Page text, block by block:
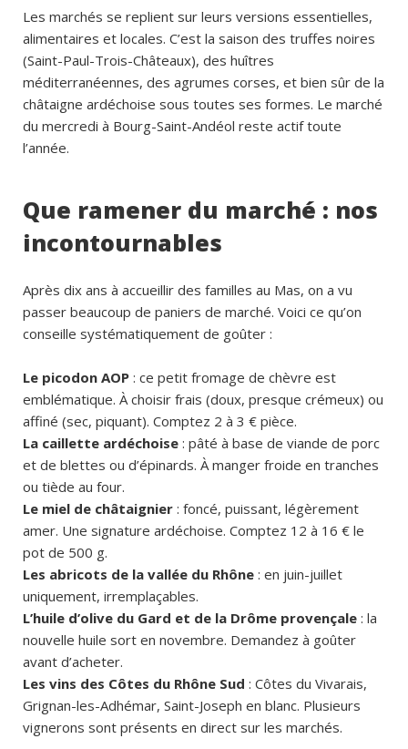
Les marchés se replient sur leurs versions essentielles,
alimentaires et locales. C’est la saison des truffes noires
(Saint-Paul-Trois-Châteaux), des huîtres
méditerranéennes, des agrumes corses, et bien sûr de la
châtaigne ardéchoise sous toutes ses formes. Le marché
du mercredi à Bourg-Saint-Andéol reste actif toute
l’année.
Que ramener du marché : nos
incontournables
Après dix ans à accueillir des familles au Mas, on a vu
passer beaucoup de paniers de marché. Voici ce qu’on
conseille systématiquement de goûter :
Le picodon AOP : ce petit fromage de chèvre est
emblématique. À choisir frais (doux, presque crémeux) ou
affiné (sec, piquant). Comptez 2 à 3 € pièce.
La caillette ardéchoise : pâté à base de viande de porc
et de blettes ou d’épinards. À manger froide en tranches
ou tiède au four.
Le miel de châtaignier : foncé, puissant, légèrement
amer. Une signature ardéchoise. Comptez 12 à 16 € le
pot de 500 g.
Les abricots de la vallée du Rhône : en juin-juillet
uniquement, irremplaçables.
L’huile d’olive du Gard et de la Drôme provençale : la
nouvelle huile sort en novembre. Demandez à goûter
avant d’acheter.
Les vins des Côtes du Rhône Sud : Côtes du Vivarais,
Grignan-les-Adhémar, Saint-Joseph en blanc. Plusieurs
vignerons sont présents en direct sur les marchés.